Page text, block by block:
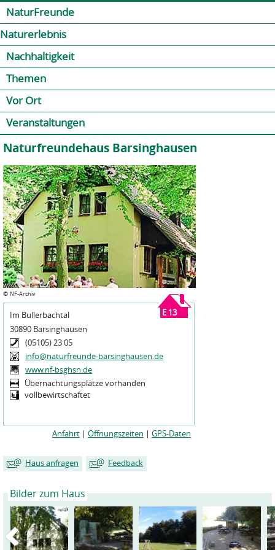
NaturFreunde
Naturerlebnis
Nachhaltigkeit
Themen
Vor Ort
Veranstaltungen
Naturfreundehaus Barsinghausen
© NF-Archiv
E 13
Im Bullerbachtal
30890 Barsinghausen
(05105) 23 05
info@naturfreunde-barsinghausen.de
www.nf-bsghsn.de
Übernachtungsplätze vorhanden
vollbewirtschaftet
Anfahrt | Öffnungszeiten | GPS-Daten
Haus anfragen Feedback
Mein Name*
Meine E-Mailadresse*
Mein Name*
Meine E-Mailadresse*
Bilder zum Haus